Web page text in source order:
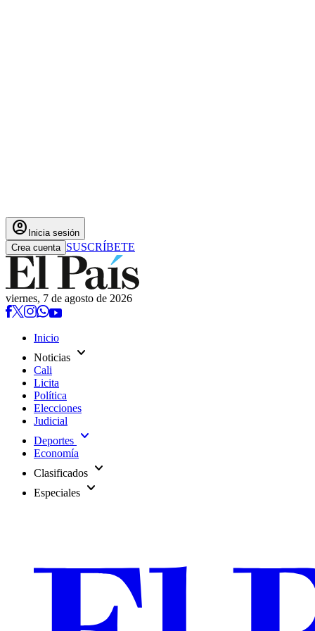
account_circle Inicia sesión
Crea cuenta SUSCRÍBETE
viernes, 7 de agosto de 2026
Inicio
Noticias expand_more
Cali
Licita
Política
Elecciones
Judicial
Deportes expand_more
Economía
Clasificados expand_more
Especiales expand_more